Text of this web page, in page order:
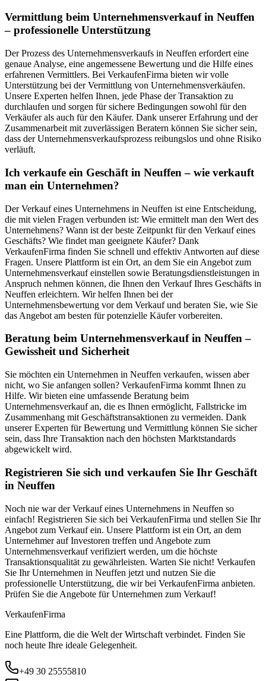
Vermittlung beim Unternehmensverkauf in Neuffen
– professionelle Unterstützung
Der Prozess des Unternehmensverkaufs in Neuffen erfordert eine
genaue Analyse, eine angemessene Bewertung und die Hilfe eines
erfahrenen Vermittlers. Bei VerkaufenFirma bieten wir volle
Unterstützung bei der Vermittlung von Unternehmensverkäufen.
Unsere Experten helfen Ihnen, jede Phase der Transaktion zu
durchlaufen und sorgen für sichere Bedingungen sowohl für den
Verkäufer als auch für den Käufer. Dank unserer Erfahrung und der
Zusammenarbeit mit zuverlässigen Beratern können Sie sicher sein,
dass der Unternehmensverkaufsprozess reibungslos und ohne Risiko
verläuft.
Ich verkaufe ein Geschäft in Neuffen – wie verkauft
man ein Unternehmen?
Der Verkauf eines Unternehmens in Neuffen ist eine Entscheidung,
die mit vielen Fragen verbunden ist: Wie ermittelt man den Wert des
Unternehmens? Wann ist der beste Zeitpunkt für den Verkauf eines
Geschäfts? Wie findet man geeignete Käufer? Dank
VerkaufenFirma finden Sie schnell und effektiv Antworten auf diese
Fragen. Unsere Plattform ist ein Ort, an dem Sie ein Angebot zum
Unternehmensverkauf einstellen sowie Beratungsdienstleistungen in
Anspruch nehmen können, die Ihnen den Verkauf Ihres Geschäfts in
Neuffen erleichtern. Wir helfen Ihnen bei der
Unternehmensbewertung vor dem Verkauf und beraten Sie, wie Sie
das Angebot am besten für potenzielle Käufer vorbereiten.
Beratung beim Unternehmensverkauf in Neuffen –
Gewissheit und Sicherheit
Sie möchten ein Unternehmen in Neuffen verkaufen, wissen aber
nicht, wo Sie anfangen sollen? VerkaufenFirma kommt Ihnen zu
Hilfe. Wir bieten eine umfassende Beratung beim
Unternehmensverkauf an, die es Ihnen ermöglicht, Fallstricke im
Zusammenhang mit Geschäftstransaktionen zu vermeiden. Dank
unserer Experten für Bewertung und Vermittlung können Sie sicher
sein, dass Ihre Transaktion nach den höchsten Marktstandards
abgewickelt wird.
Registrieren Sie sich und verkaufen Sie Ihr Geschäft
in Neuffen
Noch nie war der Verkauf eines Unternehmens in Neuffen so
einfach! Registrieren Sie sich bei VerkaufenFirma und stellen Sie Ihr
Angebot zum Verkauf ein. Unsere Plattform ist ein Ort, an dem
Unternehmer auf Investoren treffen und Angebote zum
Unternehmensverkauf verifiziert werden, um die höchste
Transaktionsqualität zu gewährleisten. Warten Sie nicht! Verkaufen
Sie Ihr Unternehmen in Neuffen jetzt und nutzen Sie die
professionelle Unterstützung, die wir bei VerkaufenFirma anbieten.
Prüfen Sie die Angebote für Unternehmen zum Verkauf!
VerkaufenFirma
Eine Plattform, die die Welt der Wirtschaft verbindet. Finden Sie
noch heute Ihre ideale Gelegenheit.
+49 30 25555810